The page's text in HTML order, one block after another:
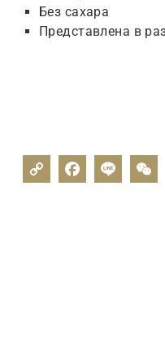
Без сахара
Представлена в